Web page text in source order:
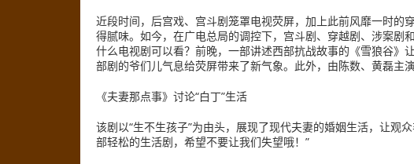
近段时间，后宫戏、宫斗剧笼罩电视荧屏，加上此前风靡一时的
得腻味。如今，在广电总局的调控下，宫斗剧、穿越剧、涉案剧
什么电视剧可以看？前晚，一部讲述西部抗战故事的《雪狼谷》
部剧的爷们儿气息给荧屏带来了新气象。此外，由陈数、黄磊主
《夫妻那点事》讨论“白丁”生活
该剧以“生不生孩子”为由头，展现了现代夫妻的婚姻生活，让观
部轻松的生活剧，希望不要让我们失望哦！”